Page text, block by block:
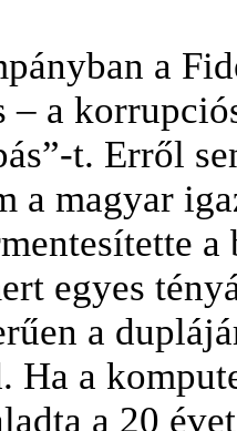
a
– a
t. Erről
a magyar
egyes
a
Ha a
a 20